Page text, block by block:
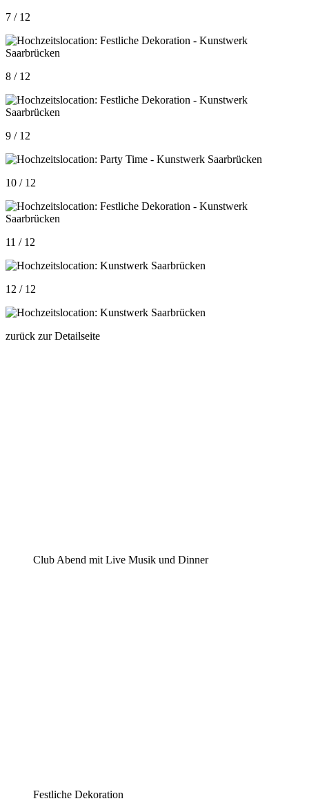
7 / 12
8 / 12
9 / 12
10 / 12
11 / 12
12 / 12
zurück zur Detailseite
Club Abend mit Live Musik und Dinner
Festliche Dekoration